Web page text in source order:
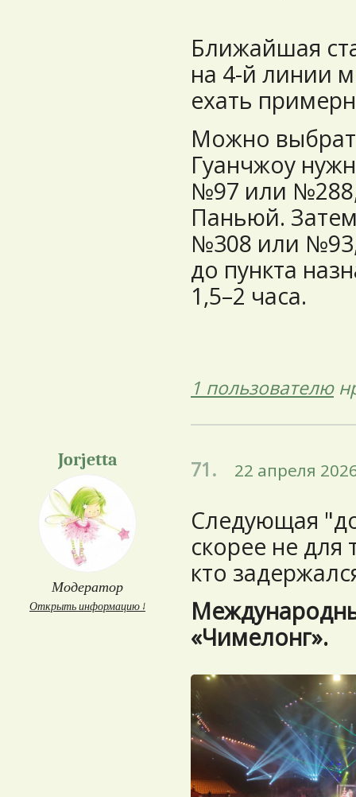
Ближайшая
на 4-й линии
ехать
Можно
Гуанчжоу
№97 или
Паньюй.
№308 или
до пункта
1,5–2 часа.
1 пользователю
Jorjetta
Модератор
Открыть информацию ↓
71. 22 апреля
Следующая
скорее не для
кто
«Чимелонг».